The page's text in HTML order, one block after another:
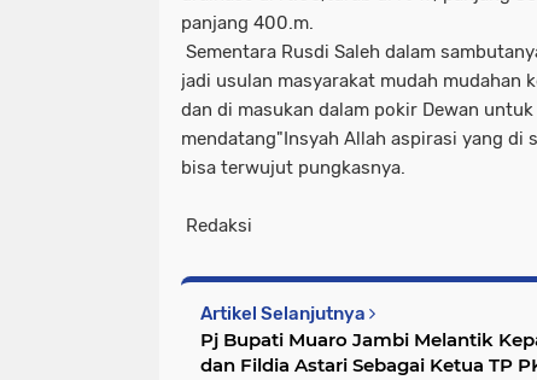
panjang 400.m.
Sementara Rusdi Saleh dalam
jadi usulan masyarakat mudah mudahan
dan di masukan dalam pokir Dewan
mendatang"Insyah Allah aspirasi yang di
bisa terwujut pungkasnya.
Redaksi
Artikel Selanjutnya
Pj Bupati Muaro Jambi Melantik
dan Fildia Astari Sebagai Ketua TP